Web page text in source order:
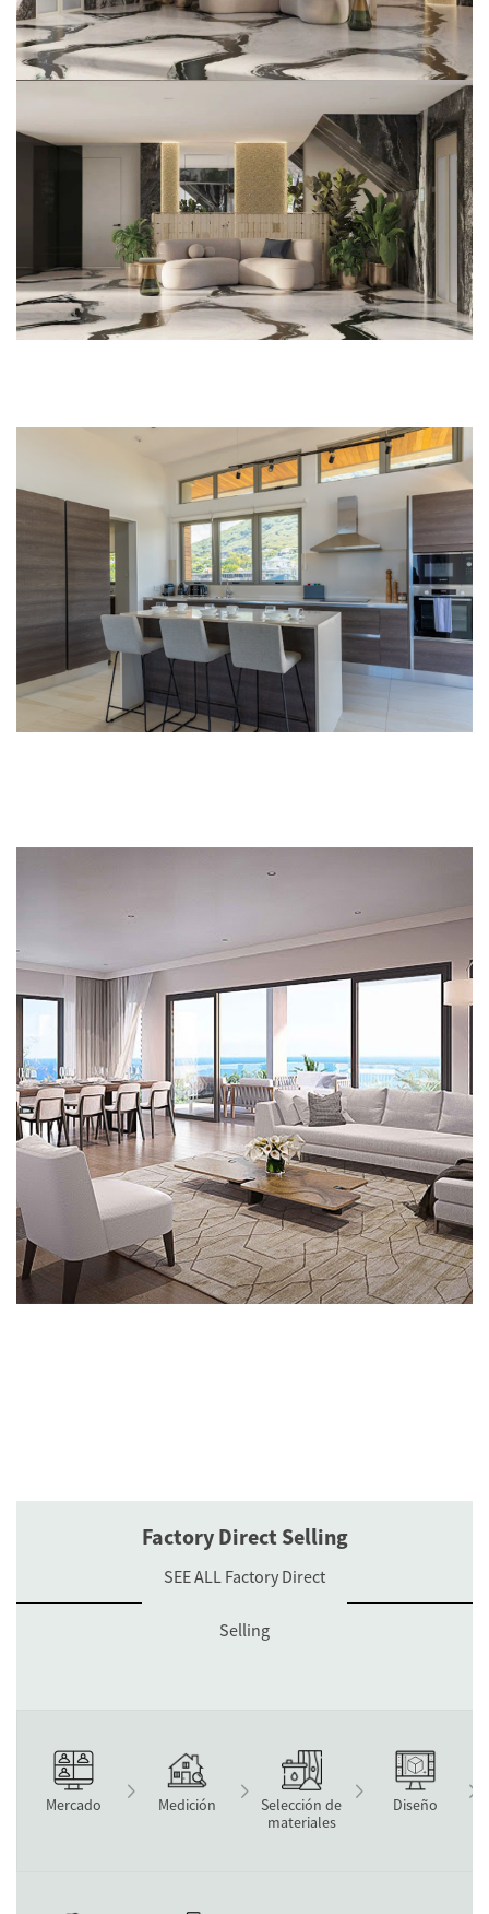
Factory Direct Selling
SEE ALL Factory Direct
Selling
Mercado Medición
Selección de
materiales
Diseño